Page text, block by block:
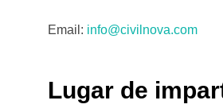
Email: info@civilnova.com
Lugar de